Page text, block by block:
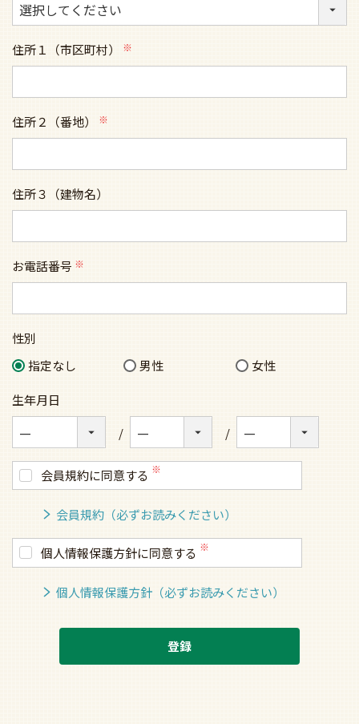
須)
住所１（市区町村）
(必
住所２（番地）
(必
住所３（建物名）
お電話番号
(必
性別
指定なし
男性 女性
生年月日
会員規約に同意する
会員規約（必ずお読みください）
個人情報保護方針に同意する
個人情報保護方針（必ずお読みください）
登録